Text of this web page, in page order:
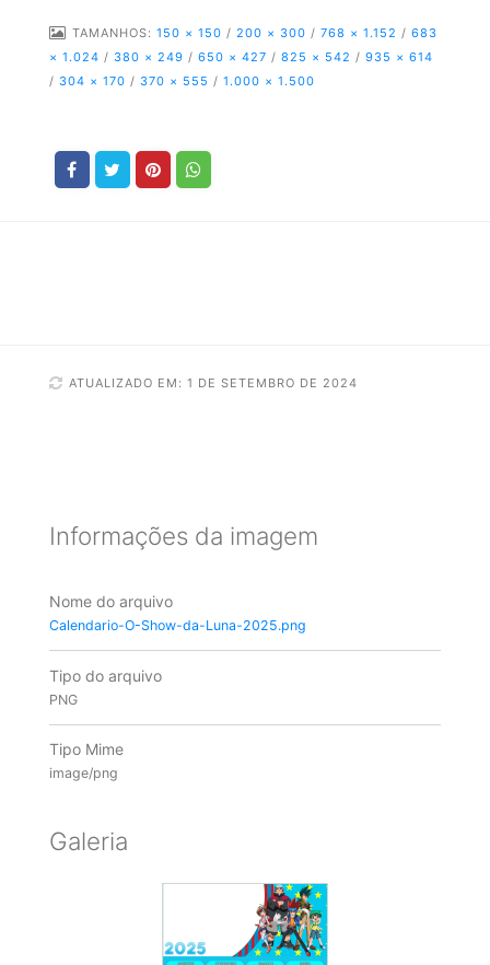
TAMANHOS: 150 × 150 / 200 × 300 / 768 × 1.152 / 683
× 1.024 / 380 × 249 / 650 × 427 / 825 × 542 / 935 × 614
/ 304 × 170 / 370 × 555 / 1.000 × 1.500
ATUALIZADO EM: 1 DE SETEMBRO DE 2024
Informações da imagem
Nome do arquivo
Calendario-O-Show-da-Luna-2025.png
Tipo do arquivo
PNG
Tipo Mime
image/png
Galeria